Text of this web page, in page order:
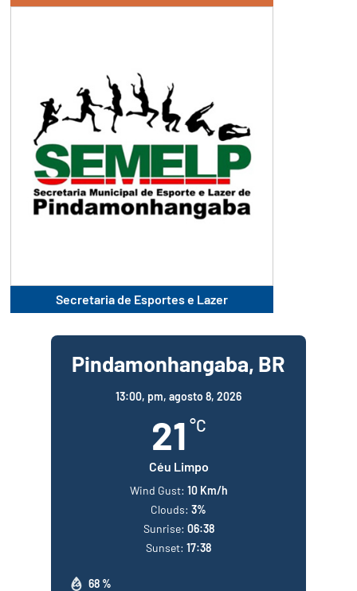
Secretaria de Esportes e Lazer
Pindamonhangaba, BR
13:00, pm, agosto 8, 2026
21 °C
Céu Limpo
68 %
Wind Gust: 10 Km/h
Clouds: 3%
Sunrise: 06:38
Sunset: 17:38